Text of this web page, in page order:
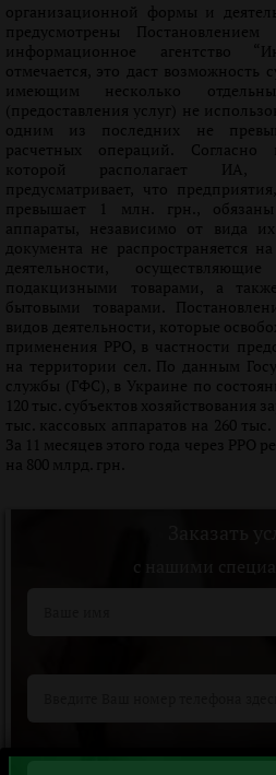
организационной формы и
предусмотрены
информационное агентство
отмечается, это даст возможность
имеющим несколько
(предоставления услуг) не
одним из последних не
расчетных операций. Согласно
которой располагает ИА,
предусматривает, что
превышает 1 млн. грн., обязаны
аппараты, независимо от вида
документа не распространяется
деятельности,
подакцизными товарами, а
бытовыми товарами.
видов деятельности, которые
применения РРО, в частности
на территории сел. По данным
службы (ГФС), в Украине по
120 тыс. субъектов хозяйствования
тыс. кассовых аппаратов на 260 тыс.
За 11 месяцев этого года через РРО
на 800 млрд. грн.
c нашими